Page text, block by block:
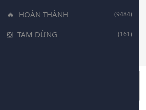
HOÀN THÀNH (9484)
TẠM DỪNG (161)